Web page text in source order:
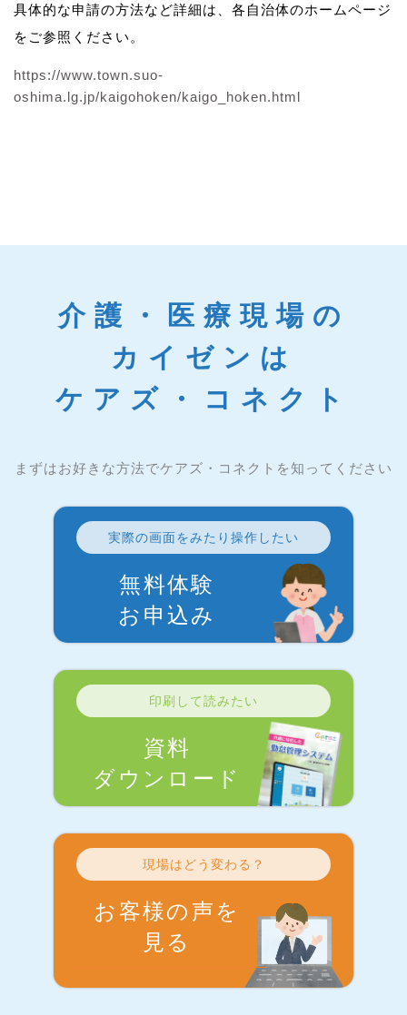
具体的な申請の方法など詳細は、各自治体のホームページ
をご参照ください。
https://www.town.suo-
oshima.lg.jp/kaigohoken/kaigo_hoken.html
介護・医療現場の
カイゼンは
ケアズ・コネクト
まずはお好きな方法でケアズ・コネクトを知ってください
実際の画面をみたり操作したい
無料体験
お申込み
印刷して読みたい
資料
ダウンロード
現場はどう変わる？
お客様の声を
見る